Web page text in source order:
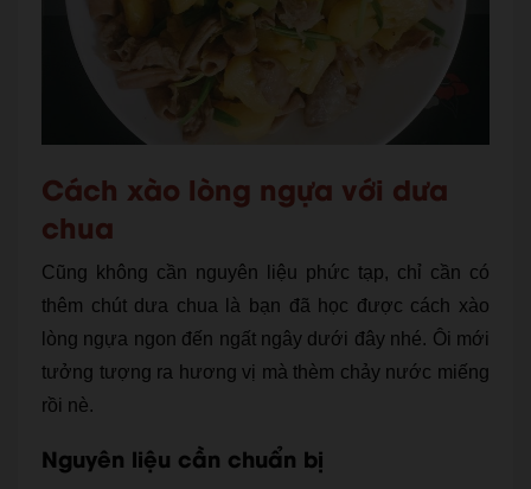
Cách xào lòng ngựa với dưa
chua
Cũng không cần nguyên liệu phức tạp, chỉ cần có
thêm chút dưa chua là bạn đã học được cách xào
lòng ngựa ngon đến ngất ngây dưới đây nhé. Ôi mới
tưởng tượng ra hương vị mà thèm chảy nước miếng
rồi nè.
Nguyên liệu cần chuẩn bị